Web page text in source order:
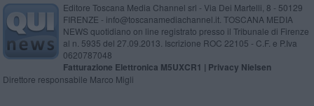
Editore Toscana Media Channel srl - Via Dei Martelli, 8 - 50129
FIRENZE - info@toscanamediachannel.it. TOSCANA MEDIA
NEWS quotidiano on line registrato presso il Tribunale di Firenze
al n. 5935 del 27.09.2013. Iscrizione ROC 22105 - C.F. e P.Iva
0620787048
Fatturazione Elettronica M5UXCR1 | Privacy Nielsen
Direttore responsabile Marco Migli